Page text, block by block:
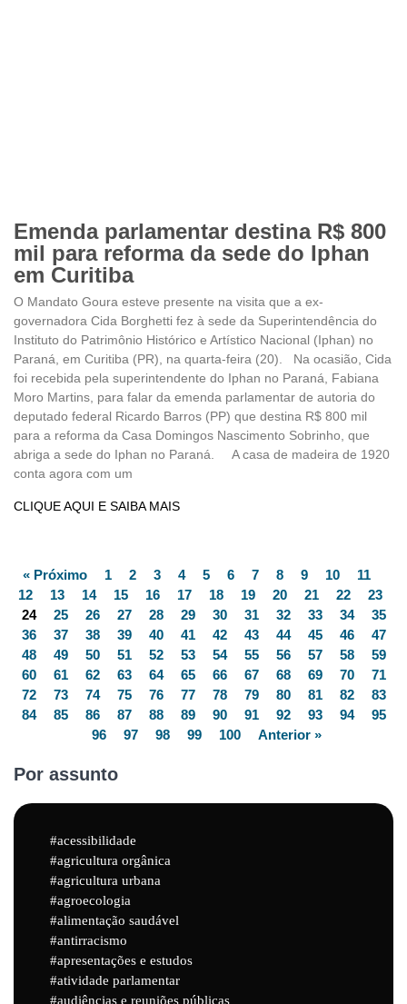
Emenda parlamentar destina R$ 800
mil para reforma da sede do Iphan
em Curitiba
O Mandato Goura esteve presente na visita que a ex-
governadora Cida Borghetti fez à sede da Superintendência do
Instituto do Patrimônio Histórico e Artístico Nacional (Iphan) no
Paraná, em Curitiba (PR), na quarta-feira (20). Na ocasião, Cida
foi recebida pela superintendente do Iphan no Paraná, Fabiana
Moro Martins, para falar da emenda parlamentar de autoria do
deputado federal Ricardo Barros (PP) que destina R$ 800 mil
para a reforma da Casa Domingos Nascimento Sobrinho, que
abriga a sede do Iphan no Paraná. A casa de madeira de 1920
conta agora com um
CLIQUE AQUI E SAIBA MAIS
« Próximo 1 2 3 4 5 6 7 8 9 10
11
12
13 14 15 16 17 18 19 20 21 22
23
24
25 26 27 28 29 30 31 32 33 34
35
36
37 38 39 40 41 42 43 44 45 46
47
48
49 50 51 52 53 54 55 56 57 58
59
60
61 62 63 64 65 66 67 68 69 70
71
72
73 74 75 76 77 78 79 80 81 82
83
84
85 86 87 88 89 90 91 92 93 94
95
96
97 98 99 100 Anterior »
Por assunto
acessibilidade
agricultura orgânica
agricultura urbana
agroecologia
alimentação saudável
antirracismo
apresentações e estudos
atividade parlamentar
audiências e reuniões públicas